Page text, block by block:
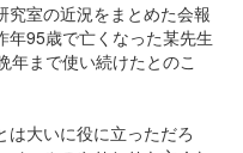
究室の近況をまとめた会報
年95歳で亡くなった某先生
年まで使い続けたとのこ
大いに役に立っただろ